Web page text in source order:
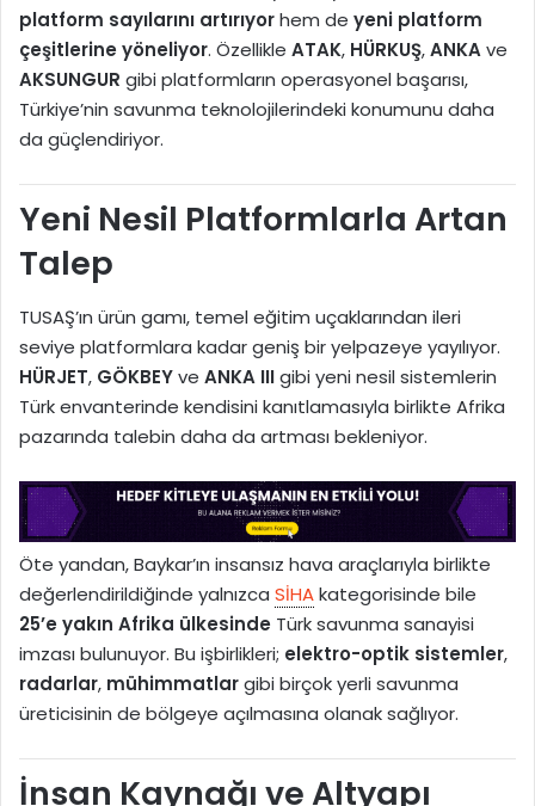
platform sayılarını artırıyorhem de yeni platform
çeşitlerine yöneliyor. Özellikle ATAK, HÜRKUŞ,ANKAve
AKSUNGUR gibi platformların operasyonel başarısı,
Türkiye’nin savunma teknolojilerindeki konumunu daha
da güçlendiriyor.
Yeni Nesil Platformlarla Artan
Talep
TUSAŞ’ın ürün gamı, temel eğitim uçaklarından ileri
seviye platformlara kadar geniş bir yelpazeye yayılıyor.
HÜRJET, GÖKBEYve ANKA IIIgibi yeni nesil sistemlerin
Türk envanterinde kendisini kanıtlamasıyla birlikte Afrika
pazarında talebin daha da artması bekleniyor.
Öte yandan, Baykar’ın insansız hava araçlarıyla birlikte
değerlendirildiğinde yalnızca SİHAkategorisinde bile
25’e yakın Afrika ülkesinde Türk savunma sanayisi
imzası bulunuyor. Bu işbirlikleri; elektro-optik sistemler,
radarlar, mühimmatlargibi birçok yerli savunma
üreticisinin de bölgeye açılmasına olanak sağlıyor.
İnsan Kaynağı ve Altyapı